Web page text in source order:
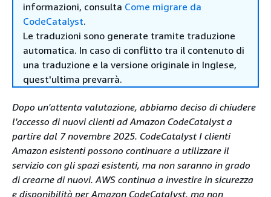
informazioni, consulta Come migrare da
CodeCatalyst.
Le traduzioni sono generate tramite traduzione
automatica. In caso di conflitto tra il contenuto di
una traduzione e la versione originale in Inglese,
quest'ultima prevarrà.
Dopo un'attenta valutazione, abbiamo deciso di chiudere
l'accesso di nuovi clienti ad Amazon CodeCatalyst a
partire dal 7 novembre 2025. CodeCatalyst I clienti
Amazon esistenti possono continuare a utilizzare il
servizio con gli spazi esistenti, ma non saranno in grado
di crearne di nuovi. AWS continua a investire in sicurezza
e disponibilità per Amazon CodeCatalyst, ma non